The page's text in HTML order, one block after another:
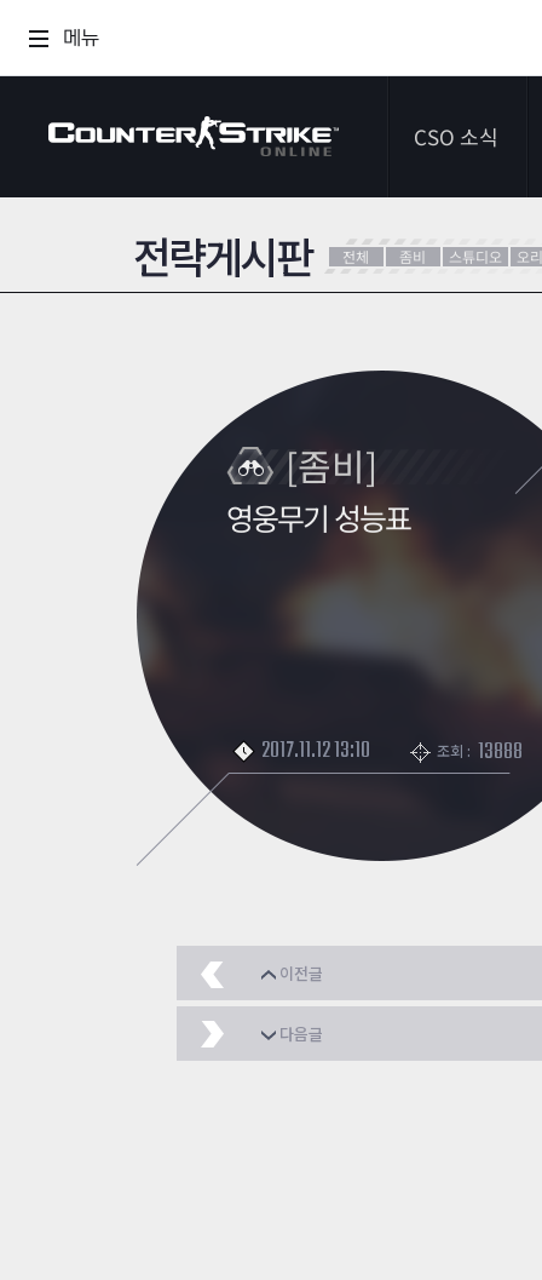
메뉴
CSO 소식
공지사항
전략게시판 전체 좀비 스튜디오 오
[좀비]
영웅무기 성능표
2017.11.12 13:10 조회 : 13888
이전글
중국 대만 일본 우수맵
다음글